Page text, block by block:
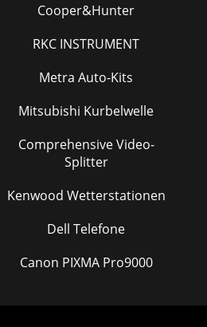
Cooper&Hunter
RKC INSTRUMENT
Metra Auto-Kits
Mitsubishi Kurbelwelle
Comprehensive Video-
Splitter
Kenwood Wetterstationen
Dell Telefone
Canon PIXMA Pro9000